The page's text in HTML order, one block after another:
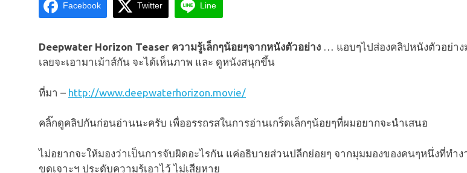
Facebook Twitter Line
Deepwater Horizon Teaser ความรู้เล็กๆน้อยๆจากหนังตัวอย่าง … แอบๆไปส่องคลิปหนังตัวอย่าง
เลยจะเอามาเม้าส์กัน จะได้เห็นภาพ และ ดูหนังสนุกขึ้น
ที่มา – http://www.deepwaterhorizon.movie/
คลิ๊กดูคลิปกันก่อนอ่านนะครับ เพื่ออรรถรสในการอ่านเกร็ดเล็กๆน้อยๆที่ผมอยากจะนำเสนอ
ไม่อยากจะให้มองว่าเป็นการจับผิดอะไรกัน แค่อธิบายส่วนปลีกย่อยๆ จากมุมมองของคนๆหนึ่งที่ทำ
ขุดเจาะฯ ประดับความรู้เอาไว้ ไม่เสียหาย